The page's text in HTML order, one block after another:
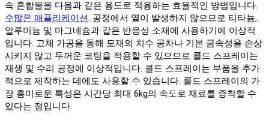
속 혼합물을 다음과 같은 용도로 적용하는 효율적인 방법입니다.
수많은 애플리케이션. 공정에서 열이 발생하지 않으므로 티타늄,
알루미늄 및 마그네슘과 같은 반응성 소재에 사용하기에 이상적
입니다. 고체 가공을 통해 모재의 치수 공차나 기본 금속성을 손상
시키지 않고 두꺼운 코팅을 적용할 수 있으므로 콜드 스프레이는
재생 및 수리 공정에 이상적입니다. 콜드 스프레이는 부품을 추가
적으로 제작하는 데에도 사용할 수 있습니다. 콜드 스프레이의 가
장 흥미로운 특성은 시간당 최대 6kg의 속도로 재료를 증착할 수
있다는 점입니다.